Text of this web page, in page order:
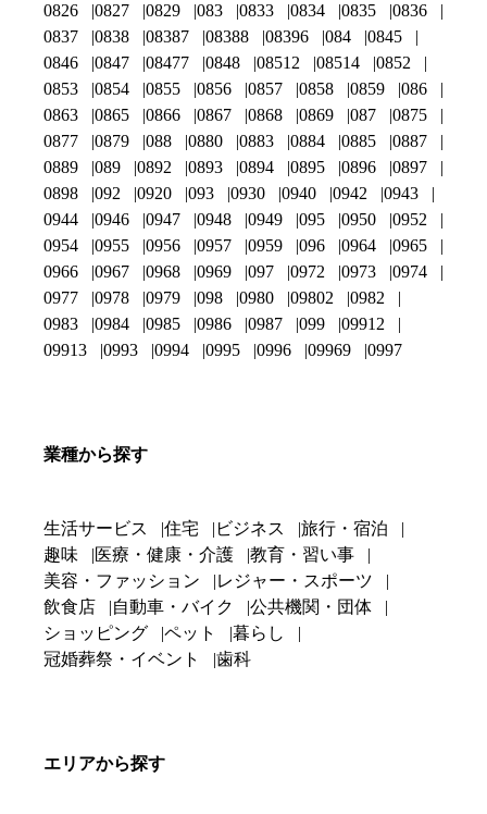
0826
0827 0829 083 0833 0834 0835
0836
0837
0838 08387 08388 08396 084
0845
0846
0847 08477 0848 08512 08514
0852
0853
0854 0855 0856 0857 0858 0859
086
0863
0865 0866 0867 0868 0869 087
0875
0877
0879 088 0880 0883 0884 0885
0887
0889
089 0892 0893 0894 0895 0896
0897
0898
092 0920 093 0930 0940 0942
0943
0944
0946 0947 0948 0949 095 0950
0952
0954
0955 0956 0957 0959 096 0964
0965
0966
0967 0968 0969 097 0972 0973
0974
0977
0978 0979 098 0980 09802
0982
0983
0984 0985 0986 0987 099
09912
09913
0993 0994 0995 0996 09969 0997
業種から探す
生活サービス 住宅 ビジネス
旅行・宿泊
趣味
医療・健康・介護
教育・習い事
美容・ファッション
レジャー・スポーツ
飲食店
自動車・バイク
公共機関・団体
ショッピング
ペット
暮らし
冠婚葬祭・イベント
歯科
エリアから探す